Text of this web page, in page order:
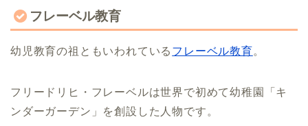
フレーベル教育
幼児教育の祖ともいわれている フレーベル教育。
フリードリヒ・フレーベルは世界で初めて幼稚園「キ
ンダーガーデン」を創設した人物です。